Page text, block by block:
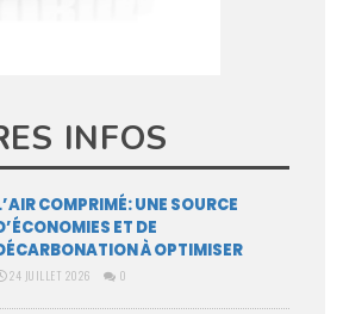
INFOS
COMPRIMÉ: UNE SOURCE
ET DE
À OPTIMISER
24 JUILLET 2026 0